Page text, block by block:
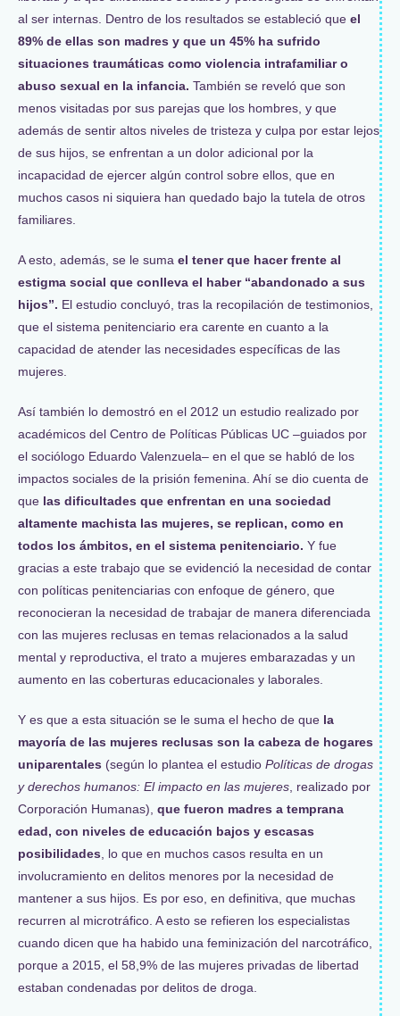
al ser internas. Dentro de los resultados se estableció que el
89% de ellas son madres y que un 45% ha sufrido
situaciones traumáticas como violencia intrafamiliar o
abuso sexual en la infancia. También se reveló que son
menos visitadas por sus parejas que los hombres, y que
además de sentir altos niveles de tristeza y culpa por estar lejos
de sus hijos, se enfrentan a un dolor adicional por la
incapacidad de ejercer algún control sobre ellos, que en
muchos casos ni siquiera han quedado bajo la tutela de otros
familiares.
A esto, además, se le suma el tener que hacer frente al
estigma social que conlleva el haber “abandonado a sus
hijos”. El estudio concluyó, tras la recopilación de testimonios,
que el sistema penitenciario era carente en cuanto a la
capacidad de atender las necesidades específicas de las
mujeres.
Así también lo demostró en el 2012 un estudio realizado por
académicos del Centro de Políticas Públicas UC –guiados por
el sociólogo Eduardo Valenzuela– en el que se habló de los
impactos sociales de la prisión femenina. Ahí se dio cuenta de
que las dificultades que enfrentan en una sociedad
altamente machista las mujeres, se replican, como en
todos los ámbitos, en el sistema penitenciario. Y fue
gracias a este trabajo que se evidenció la necesidad de contar
con políticas penitenciarias con enfoque de género, que
reconocieran la necesidad de trabajar de manera diferenciada
con las mujeres reclusas en temas relacionados a la salud
mental y reproductiva, el trato a mujeres embarazadas y un
aumento en las coberturas educacionales y laborales.
Y es que a esta situación se le suma el hecho de que la
mayoría de las mujeres reclusas son la cabeza de hogares
uniparentales (según lo plantea el estudio Políticas de drogas
y derechos humanos: El impacto en las mujeres , realizado por
Corporación Humanas), que fueron madres a temprana
edad, con niveles de educación bajos y escasas
posibilidades , lo que en muchos casos resulta en un
involucramiento en delitos menores por la necesidad de
mantener a sus hijos. Es por eso, en definitiva, que muchas
recurren al microtráfico. A esto se refieren los especialistas
cuando dicen que ha habido una feminización del narcotráfico,
porque a 2015, el 58,9% de las mujeres privadas de libertad
estaban condenadas por delitos de droga.